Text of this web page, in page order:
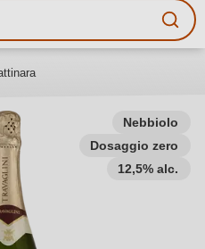
Nebbiolo
Dosaggio zero
12,5% alc.
nome del vino,
cantina o altri